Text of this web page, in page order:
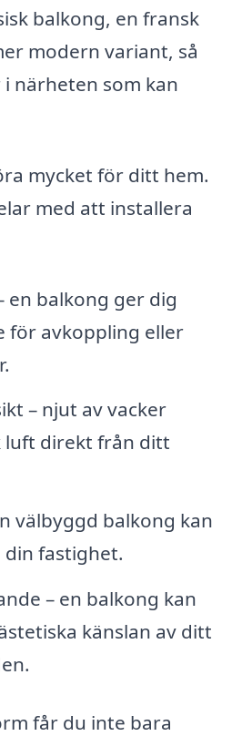
balkong, en fransk
modern variant, så
närheten som kan
mycket för ditt hem.
med att installera
en balkong ger dig
för avkoppling eller
– njut av vacker
luft direkt från ditt
välbyggd balkong kan
fastighet.
– en balkong kan
känslan av ditt
får du inte bara